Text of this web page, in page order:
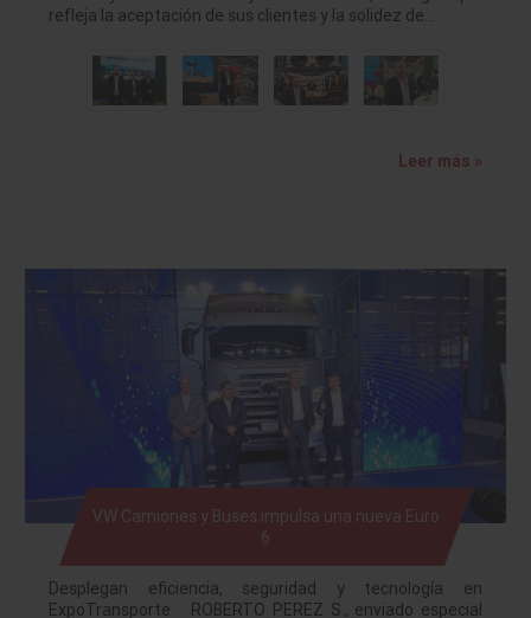
refleja la aceptación de sus clientes y la solidez de…
Leer más »
VW Camiones y Buses impulsa una nueva Euro
6
Desplegan eficiencia, seguridad y tecnología en
ExpoTransporte ROBERTO PEREZ S., enviado especial